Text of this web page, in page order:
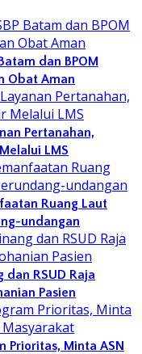
dan BPOM
Obat Aman
Pertanahan,
LMS
Ruang Laut
undangan
dan RSUD Raja
Pasien
Prioritas, Minta ASN